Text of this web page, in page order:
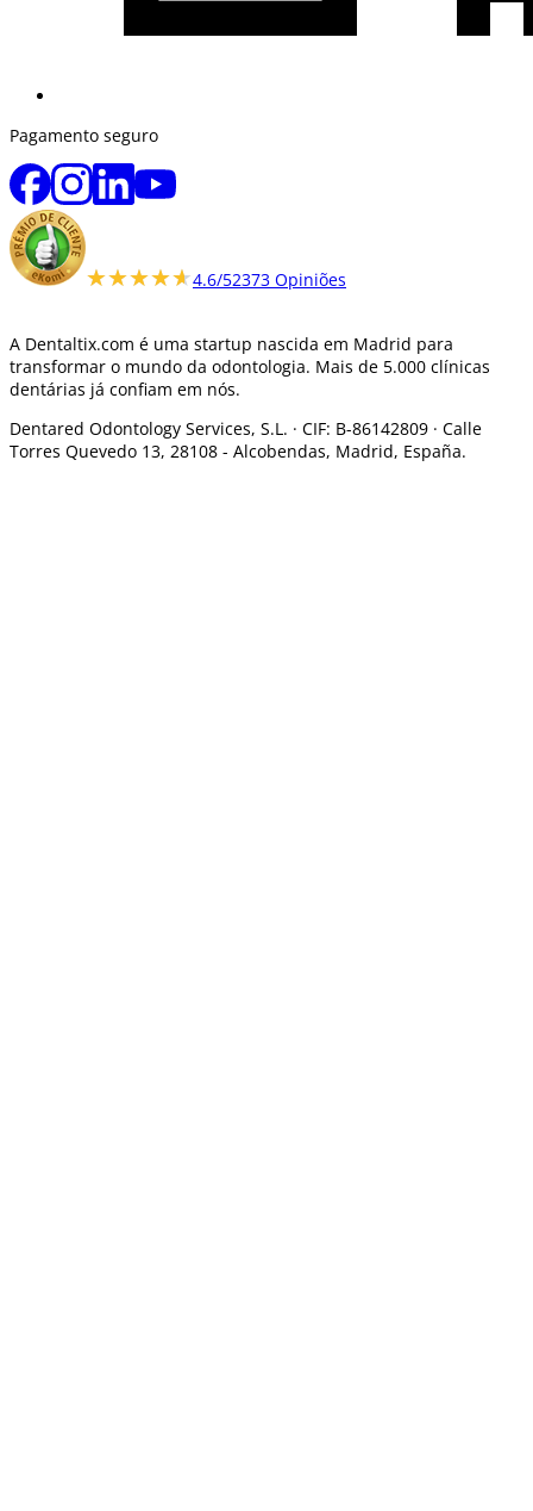
Pagamento seguro
★★★★★
★★★★★4.6/52373 Opiniões
A Dentaltix.com é uma startup nascida em Madrid para
transformar o mundo da odontologia. Mais de 5.000 clínicas
dentárias já confiam em nós.
Dentared Odontology Services, S.L. · CIF: B-86142809 · Calle
Torres Quevedo 13, 28108 - Alcobendas, Madrid, España.